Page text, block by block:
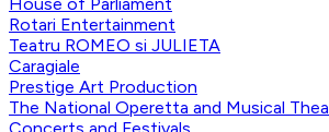
Rotari Entertainment
Teatru ROMEO si JULIETA
Caragiale
Prestige Art Production
The National Operetta and Musical